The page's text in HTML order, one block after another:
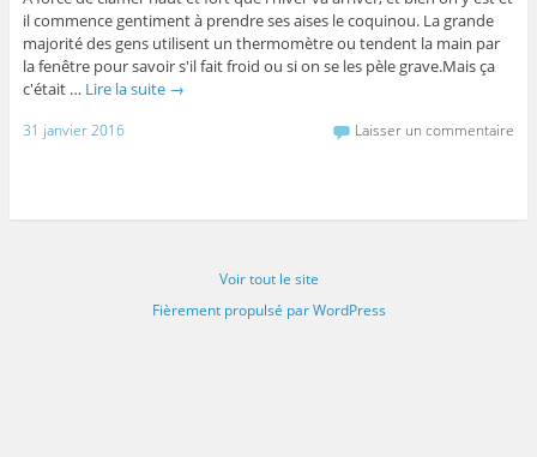
il commence gentiment à prendre ses aises le coquinou. La grande
majorité des gens utilisent un thermomètre ou tendent la main par
la fenêtre pour savoir s'il fait froid ou si on se les pèle grave.Mais ça
c'était … Lire la suite →
31 janvier 2016 Laisser un commentaire
Voir tout le site
Fièrement propulsé par WordPress